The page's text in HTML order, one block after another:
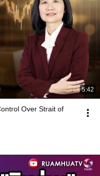
5:42
Over Strait of